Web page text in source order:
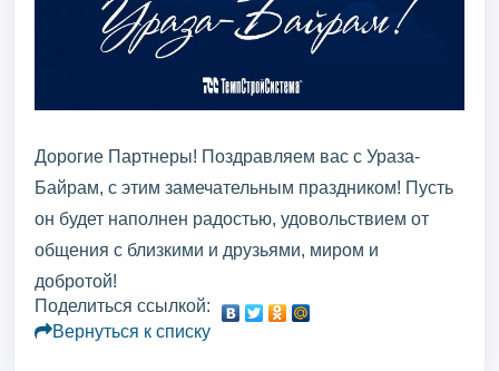
Дорогие Партнеры! Поздравляем вас с Ураза-
Байрам, с этим замечательным праздником! Пусть
он будет наполнен радостью, удовольствием от
общения с близкими и друзьями, миром и
добротой!
Поделиться ссылкой:
Вернуться к списку